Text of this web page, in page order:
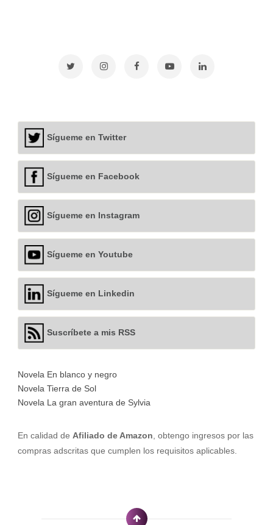
Sígueme en Twitter
Sígueme en Facebook
Sígueme en Instagram
Sígueme en Youtube
Sígueme en Linkedin
Suscríbete a mis RSS
Novela En blanco y negro
Novela Tierra de Sol
Novela La gran aventura de Sylvia
En calidad de Afiliado de Amazon , obtengo ingresos por las
compras adscritas que cumplen los requisitos aplicables.